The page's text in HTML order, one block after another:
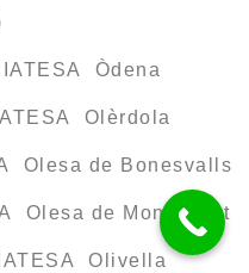
Òdena
Olèrdola
Olesa de Bonesvalls
Olesa de Montserrat
Olivella